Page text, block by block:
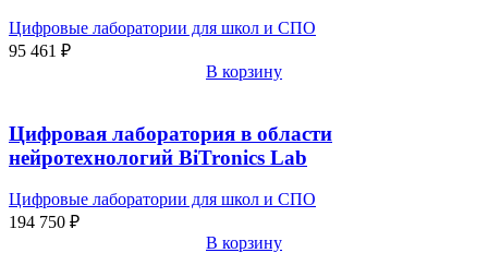
Цифровые лаборатории для школ и СПО
95 461 ₽
В корзину
Цифровая лаборатория в области
нейротехнологий BiTronics Lab
Цифровые лаборатории для школ и СПО
194 750 ₽
В корзину